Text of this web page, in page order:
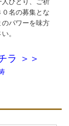
ひとり、ご祈
名の募集とな
のパワーを味方
。
ラ ＞＞